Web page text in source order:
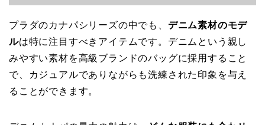
プラダのカナパシリーズの中でも、 デニム素材のモデ
ルは特に注目すべきアイテムです。デニムという親し
みやすい素材を高級ブランドのバッグに採用すること
で、カジュアルでありながらも洗練された印象を与え
ることができます。